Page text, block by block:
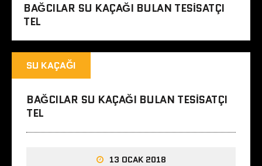
BAĞCILAR SU KAÇAĞI BULAN TESISATÇI
TEL
SU KAÇAĞI
BAĞCILAR SU KAÇAĞI BULAN TESISATÇI
TEL
13 OCAK 2018